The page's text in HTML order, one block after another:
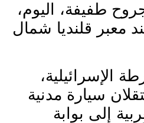
طفيفة، اليوم،
معبر قلنديا شمال
الإسرائيلية،
سيارة مدنية
إلى بوابة